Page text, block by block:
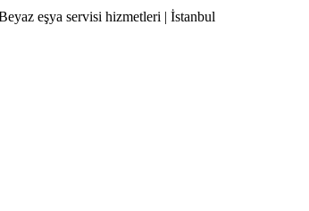
eşya servisi hizmetleri | İstanbul